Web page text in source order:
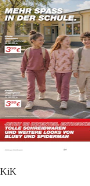
KiK